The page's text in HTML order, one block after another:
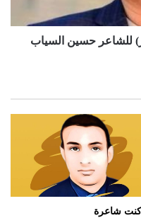
للشاعر حسين السياب
كنت شاعرة